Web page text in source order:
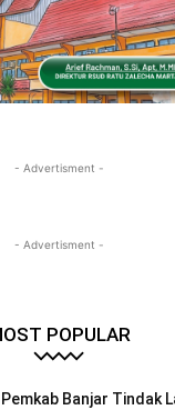
- Advertisment -
- Advertisment -
POPULAR
Pemkab Banjar Tindak